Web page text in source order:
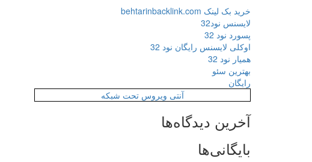
خرید بک لینک behtarinbacklink.com
لایسنس نود32
پسورد نود 32
اوکلی لایسنس رایگان نود 32
همیار نود 32
بهترین سئو
رایگان
آنتی ویروس تحت شبکه
آخرین دیدگاه‌ها
بایگانی‌ها